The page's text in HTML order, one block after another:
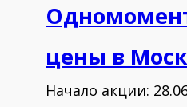
2010 -
2010 -
цены в
Начало акции: